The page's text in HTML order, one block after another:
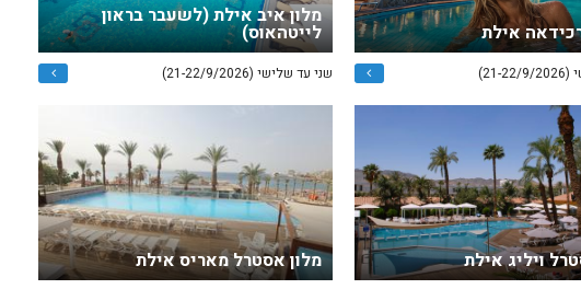
אילת
מלון איב אילת (לשעבר בראון
לייטהאוס)
שני עד שלישי (21-22/9/2026)
ויליג אילת מלון אסטרל מאריס אילת